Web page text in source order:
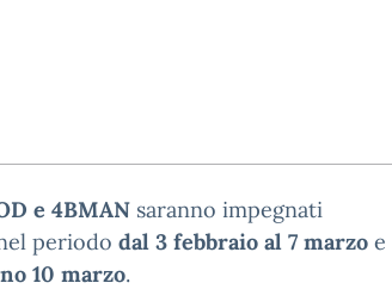
e 4BMAN saranno impegnati
periodo dal 3 febbraio al 7 marzo e
10 marzo.